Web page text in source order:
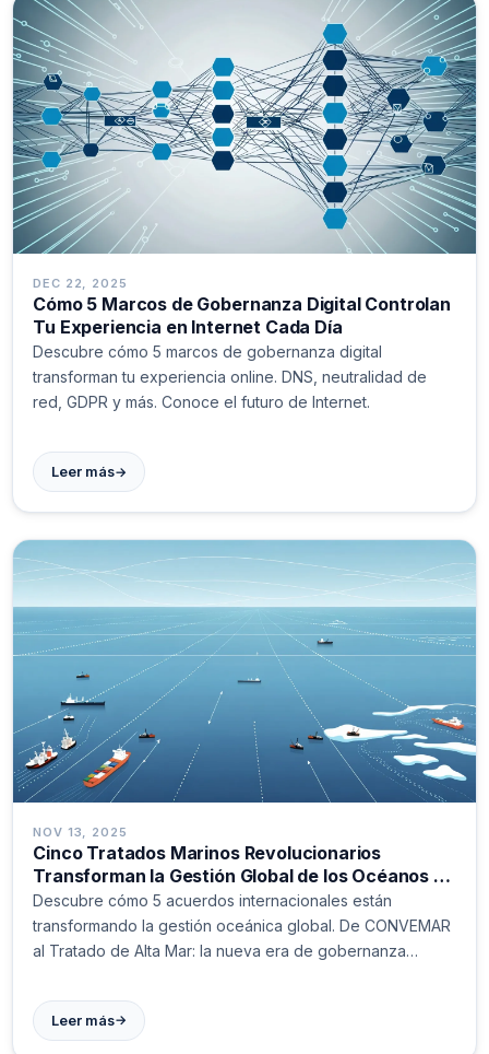
DEC 22, 2025
Cómo 5 Marcos de Gobernanza Digital Controlan
Tu Experiencia en Internet Cada Día
Descubre cómo 5 marcos de gobernanza digital
transforman tu experiencia online. DNS, neutralidad de
red, GDPR y más. Conoce el futuro de Internet.
Leer más→
NOV 13, 2025
Cinco Tratados Marinos Revolucionarios
Transforman la Gestión Global de los Océanos en
2024
Descubre cómo 5 acuerdos internacionales están
transformando la gestión oceánica global. De CONVEMAR
al Tratado de Alta Mar: la nueva era de gobernanza
Leer más→